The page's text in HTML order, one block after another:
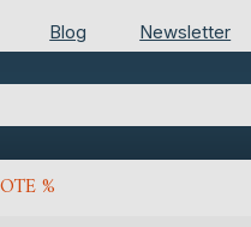
Blog Newsletter
%